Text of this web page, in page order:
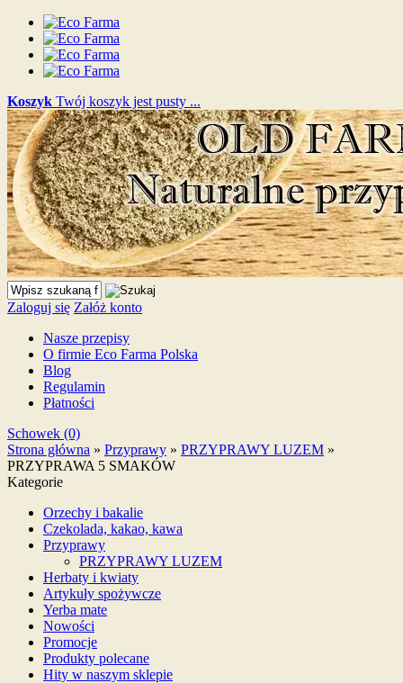
Koszyk Twój koszyk jest pusty ...
Zaloguj się Załóż konto
Nasze przepisy
O firmie Eco Farma Polska
Blog
Regulamin
Płatności
Schowek (0)
Strona główna » Przyprawy » PRZYPRAWY LUZEM »
PRZYPRAWA 5 SMAKÓW
Kategorie
Orzechy i bakalie
Czekolada, kakao, kawa
Przyprawy
PRZYPRAWY LUZEM
Herbaty i kwiaty
Artykuły spożywcze
Yerba mate
Nowości
Promocje
Produkty polecane
Hity w naszym sklepie